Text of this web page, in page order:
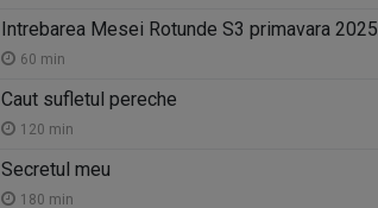
Intrebarea Mesei Rotunde S3 primavara 2025
60 min
Caut sufletul pereche
120 min
Secretul meu
180 min